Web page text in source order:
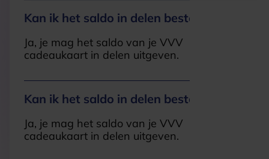
Kan ik het saldo in delen besteden?
Ja, je mag het saldo van je VVV
cadeaukaart in delen uitgeven.
Kan ik het saldo in delen besteden?
Ja, je mag het saldo van je VVV
cadeaukaart in delen uitgeven.